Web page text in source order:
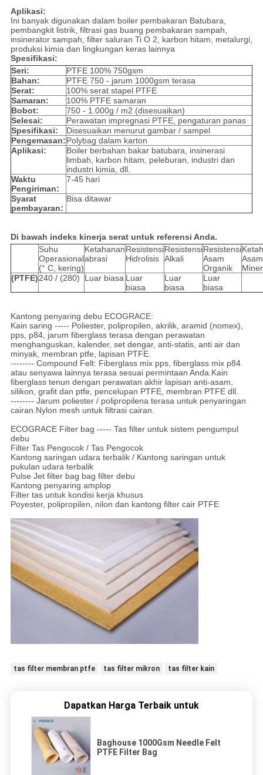
Aplikasi:
Ini banyak digunakan dalam boiler pembakaran Batubara,
pembangkit listrik, filtrasi gas buang pembakaran sampah,
insinerator sampah, filter saluran Ti O 2, karbon hitam, metalurgi,
produksi kimia dan lingkungan keras lainnya
Spesifikasi:
Seri:
PTFE 100% 750gsm
Bahan:
PTFE 750 - jarum 1000gsm terasa
Serat:
100% serat stapel PTFE
Samaran:
100% PTFE samaran
Bobot:
750 - 1.000g / m2 (disesuaikan)
Selesai:
Perawatan impregnasi PTFE, pengaturan panas
Spesifikasi:
Disesuaikan menurut gambar / sampel
Pengemasan:Polybag dalam karton
Aplikasi:
Boiler berbahan bakar batubara, insinerasi
limbah, karbon hitam, peleburan, industri dan
industri kimia, dll.
Waktu
Pengiriman:
7-45 hari
Syarat
pembayaran:
Bisa ditawar
Di bawah indeks kinerja serat untuk referensi Anda.
Suhu
Operasional
(° C, kering)
Ketahanan
abrasi
Resistensi
Hidrolisis
Resistensi
Alkali
Resistensi
Asam
Organik
Asam
(PTFE)240 / (280) Luar biasa Luar
biasa
Luar
biasa
Luar
biasa
Kantong penyaring debu ECOGRACE:
Kain saring ----- Poliester, polipropilen, akrilik, aramid (nomex),
pps, p84, jarum fiberglass terasa dengan perawatan
menghanguskan, kalender, set dengar, anti-statis, anti air dan
minyak, membran ptfe, lapisan PTFE.
-------- Compound Felt: Fiberglass mix pps, fiberglass mix p84
atau senyawa lainnya terasa sesuai permintaan Anda.Kain
fiberglass tenun dengan perawatan akhir lapisan anti-asam,
silikon, grafit dan ptfe, pencelupan PTFE, membran PTFE dll.
-------- Jarum poliester / polipropilena terasa untuk penyaringan
cairan.Nylon mesh untuk filtrasi cairan.
ECOGRACE Filter bag ----- Tas filter untuk sistem pengumpul
debu
Filter Tas Pengocok / Tas Pengocok
Kantong saringan udara terbalik / Kantong saringan untuk
pukulan udara terbalik
Pulse Jet filter bag bag filter debu
Kantong penyaring amplop
Filter tas untuk kondisi kerja khusus
Poyester, polipropilen, nilon dan kantong filter cair PTFE
tas filter membran ptfe tas filter mikron tas filter kain
Dapatkan Harga Terbaik untuk
Baghouse 1000Gsm Needle Felt
PTFE Filter Bag